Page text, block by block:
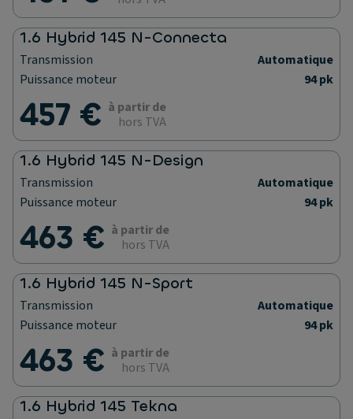
1.6 Hybrid 145 N-Connecta
Transmission
Automatique
Puissance moteur
94 pk
457 € à partir de
hors TVA
1.6 Hybrid 145 N-Design
Transmission
Automatique
Puissance moteur
94 pk
463 € à partir de
hors TVA
1.6 Hybrid 145 N-Sport
Transmission
Automatique
Puissance moteur
94 pk
463 € à partir de
hors TVA
1.6 Hybrid 145 Tekna